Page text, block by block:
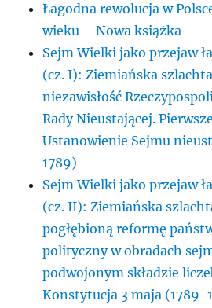
Łagodna rewolucja w
wieku – Nowa książka
Sejm Wielki jako przejaw
(cz. I): Ziemiańska
niezawisłość
Rady Nieustającej.
Ustanowienie Sejmu
1789)
Sejm Wielki jako przejaw
(cz. II): Ziemiańska
pogłębioną reformę
polityczny w obradach
podwojonym składzie
Konstytucja 3 maja (1789-